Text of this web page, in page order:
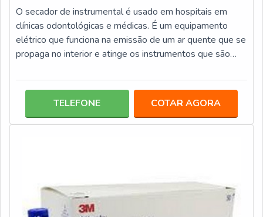
O secador de instrumental é usado em hospitais em
clínicas odontológicas e médicas. É um equipamento
elétrico que funciona na emissão de um ar quente que se
propaga no interior e atinge os instrumentos que são
secagem faz parte das muitas etapas que os
inserido.O secador executa o que um profissional faria
por meio de um tecido, porém, esse profissional pode
TELEFONE COTAR AGORA